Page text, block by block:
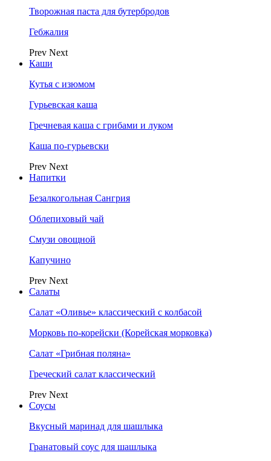
Творожная паста для бутербродов
Гебжалия
Prev Next
Каши
Кутья с изюмом
Гурьевская каша
Гречневая каша с грибами и луком
Каша по-гурьевски
Prev Next
Напитки
Безалкогольная Сангрия
Облепиховый чай
Смузи овощной
Капучино
Prev Next
Салаты
Салат «Оливье» классический с колбасой
Морковь по-корейски (Корейская морковка)
Салат «Грибная поляна»
Греческий салат классический
Prev Next
Соусы
Вкусный маринад для шашлыка
Гранатовый соус для шашлыка